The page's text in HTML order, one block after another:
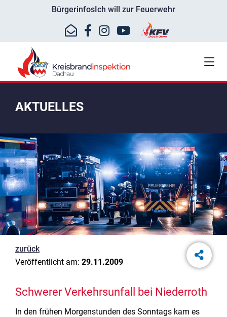
BürgerinfosIch will zur Feuerwehr
AKTUELLES
zurück
Veröffentlicht am: 29.11.2009
Schwerer Verkehrsunfall bei Niederroth
In den frühen Morgenstunden des Sonntags kam es